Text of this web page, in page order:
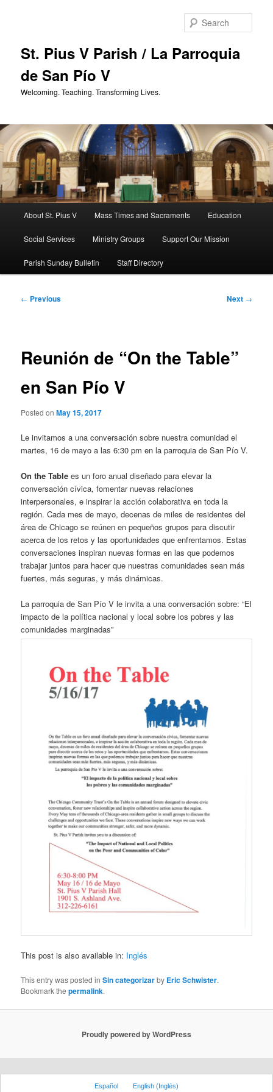
St. Pius V Parish / La Parroquia
de San Pío V
Welcoming. Teaching. Transforming Lives.
About St. Pius V Mass Times and Sacraments Education
Social Services Ministry Groups Support Our Mission
Parish Sunday Bulletin Staff Directory
Post
← Previous Next →
Reunión de “On the Table”
en San Pío V
Posted onMay 15, 2017
Le invitamos a una conversación sobre nuestra comunidad el
martes, 16 de mayo a las 6:30 pm en la parroquia de San Pío V.
On the Table es un foro anual diseñado para elevar la
conversación cívica, fomentar nuevas relaciones
interpersonales, e inspirar la acción colaborativa en toda la
región. Cada mes de mayo, decenas de miles de residentes del
área de Chicago se reúnen en pequeños grupos para discutir
acerca de los retos y las oportunidades que enfrentamos. Estas
conversaciones inspiran nuevas formas en las que podemos
trabajar juntos para hacer que nuestras comunidades sean más
fuertes, más seguras, y más dinámicas.
La parroquia de San Pío V le invita a una conversación sobre: “El
impacto de la política nacional y local sobre los pobres y las
comunidades marginadas”
This post is also available in: Inglés
This entry was posted inSin categorizarby Eric Schwister.
Bookmark thepermalink.
Proudly powered by WordPress
Español English (Inglés)